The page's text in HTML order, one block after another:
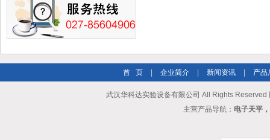
首 页 企业简介 新闻资讯 产品
武汉华科达实验设备有限公司 All Rights Reserved
主营产品导航： 电子天平